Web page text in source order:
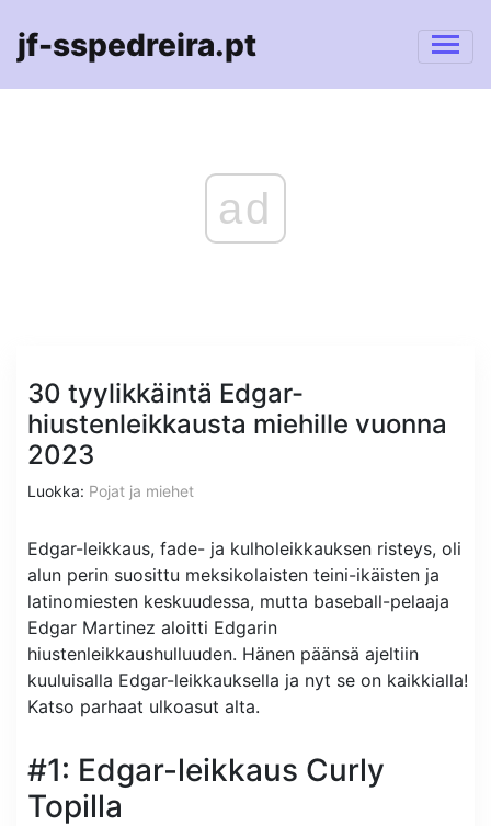
jf-sspedreira.pt
ad
30 tyylikkäintä Edgar-
hiustenleikkausta miehille vuonna
2023
Luokka: Pojat ja miehet
Edgar-leikkaus, fade- ja kulholeikkauksen risteys, oli
alun perin suosittu meksikolaisten teini-ikäisten ja
latinomiesten keskuudessa, mutta baseball-pelaaja
Edgar Martinez aloitti Edgarin
hiustenleikkaushulluuden. Hänen päänsä ajeltiin
kuuluisalla Edgar-leikkauksella ja nyt se on kaikkialla!
Katso parhaat ulkoasut alta.
#1: Edgar-leikkaus Curly
Topilla